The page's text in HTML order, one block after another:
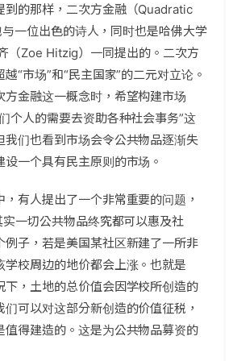
到的那样，二次方金融（Quadratic
一位出色的诗人，同时也是哈佛大学
（Zoe Hitzig）一同提出的。二次方
“市场”和“民主国家”的二元对立论。
方金融这一概念时，希望构建市场
个人的需要去资助各种社会事务”这
我们也看到市场会令公共物品逐渐失
一个具有民主原则的市场。
有人提出了一个非常重要的问题，
实一切公共物品终究都可以惠及社
例子，若是美国某社区新建了一所非
学校周边的地价都会上涨。也就是
下，土地的总价值会因学校所创造的
可以对这部分新创造的价值征税，
值得建造的。这是为公共物品募资的